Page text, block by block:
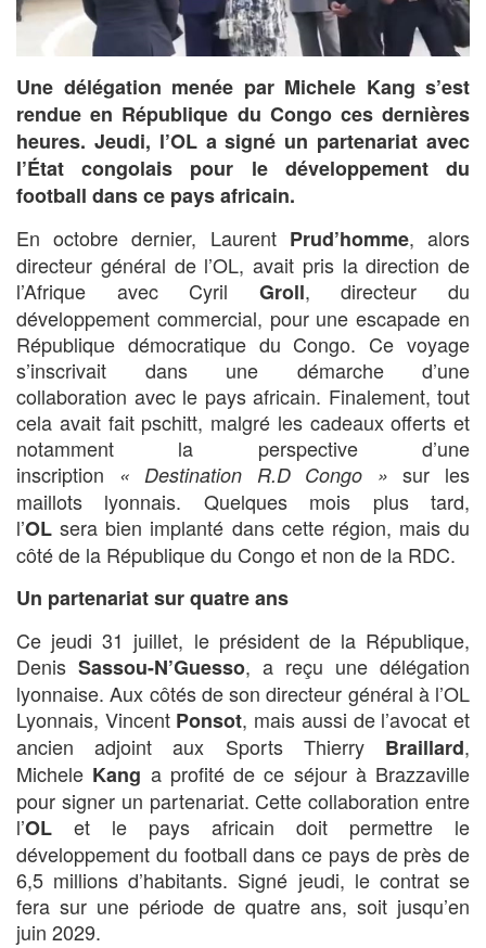
Une délégation menée par Michele Kang s’est
rendue en République du Congo ces dernières
heures. Jeudi, l’OL a signé un partenariat avec
l’État congolais pour le développement du
football dans ce pays africain.
En octobre dernier, Laurent Prud’homme, alors
directeur général de l’OL, avait pris la direction de
l’Afrique avec Cyril Groll, directeur du
développement commercial, pour une escapade en
République démocratique du Congo. Ce voyage
s’inscrivait dans une démarche d’une
collaboration avec le pays africain. Finalement, tout
cela avait fait pschitt, malgré les cadeaux offerts et
notamment la perspective d’une
inscription «Destination R.D Congo » sur les
maillots lyonnais. Quelques mois plus tard,
l’OL sera bien implanté dans cette région, mais du
côté de la République du Congo et non de la RDC.
Un partenariat sur quatre ans
Ce jeudi 31 juillet, le président de la République,
Denis Sassou-N’Guesso, a reçu une délégation
lyonnaise. Aux côtés de son directeur général à l’OL
Lyonnais, Vincent Ponsot, mais aussi de l’avocat et
ancien adjoint aux Sports Thierry Braillard,
Michele Kang a profité de ce séjour à Brazzaville
pour signer un partenariat. Cette collaboration entre
l’OL et le pays africain doit permettre le
développement du football dans ce pays de près de
6,5 millions d’habitants. Signé jeudi, le contrat se
fera sur une période de quatre ans, soit jusqu’en
juin 2029.